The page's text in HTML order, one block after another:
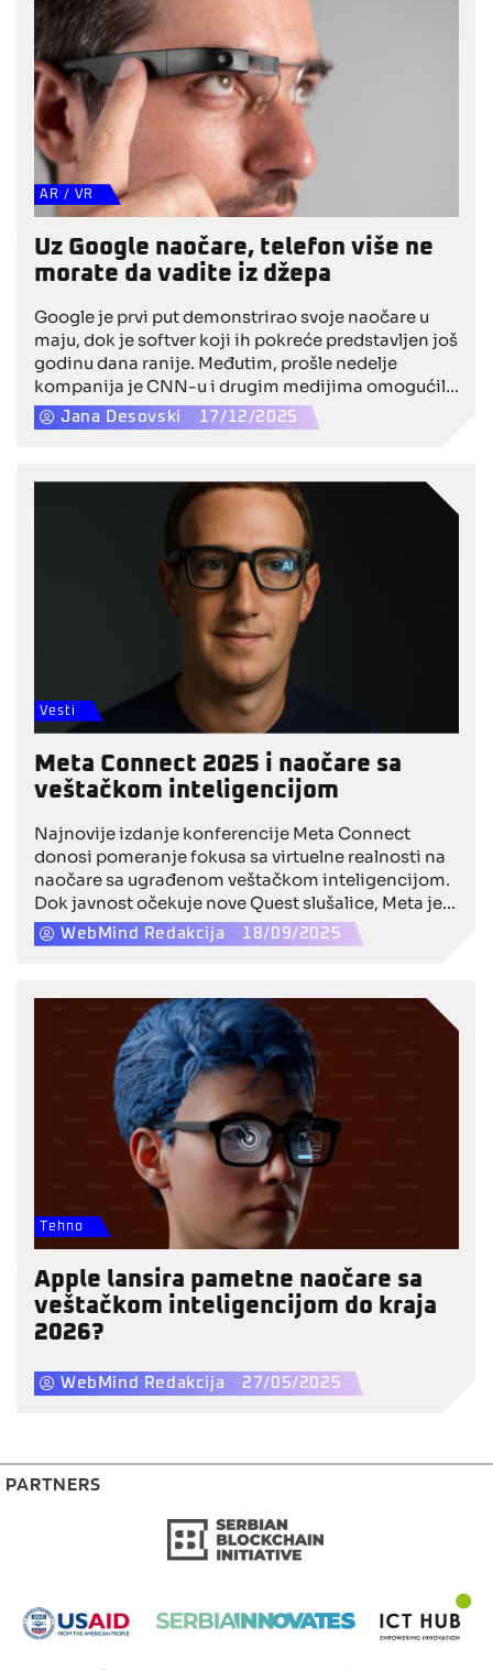
AR / VR
Uz Google naočare, telefon više ne
morate da vadite iz džepa
Google je prvi put demonstrirao svoje naočare u
maju, dok je softver koji ih pokreće predstavljen još
godinu dana ranije. Međutim, prošle nedelje
kompanija je CNN-u i drugim medijima omogućila
detaljniji uvid u softver, pružajući jasniju sliku onoga
što možemo da očekujemo kada naočare zvanično
bude korak ka svetu u kojem ljudi više ne posežu za
telefonom na svakih nekoliko sekundi.
Jana Desovski 17/12/2025
Vesti
Meta Connect 2025 i naočare sa
veštačkom inteligencijom
Najnovije izdanje konferencije Meta Connect
donosi pomeranje fokusa sa virtuelne realnosti na
naočare sa ugrađenom veštačkom inteligencijom.
Dok javnost očekuje nove Quest slušalice, Meta je
odlučila da pokaže kako budućnost računara staje
na naše lice – u obliku Hypernova i Ray-Ban
gestikulacionom kontrolom.
WebMind Redakcija 18/09/2025
Tehno
Apple lansira pametne naočare sa
veštačkom inteligencijom do kraja
2026?
WebMind Redakcija 27/05/2025
PARTNERS